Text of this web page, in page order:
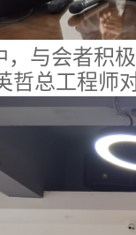
，与会者积
哲总工程师